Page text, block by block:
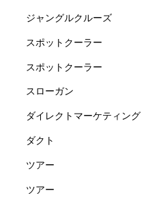
ジャングルクルーズ
スポットクーラー
スポットクーラー
スローガン
ダイレクトマーケティング
ダクト
ツアー
ツアー